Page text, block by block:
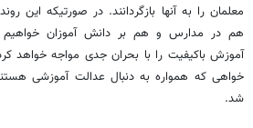
معلمان را به آنها بازگردانند. در صورتیکه این
هم در مدارس و هم بر دانش آموزان خواهیم
آموزش باکیفیت را با بحران جدی مواجه خواهد
خواهی که همواره به دنبال عدالت آموزشی
شد.